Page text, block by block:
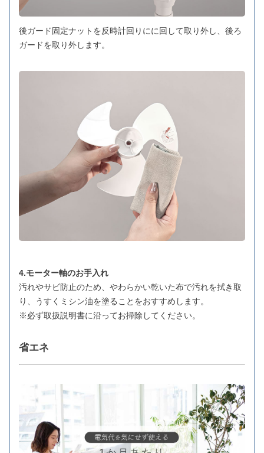
後ガード固定ナットを反時計回りにに回して取り外し、後ろ
ガードを取り外します。
4.モーター軸のお手入れ
汚れやサビ防止のため、やわらかい乾いた布で汚れを拭き取
り、うすくミシン油を塗ることをおすすめします。
※必ず取扱説明書に沿ってお掃除してください。
省エネ